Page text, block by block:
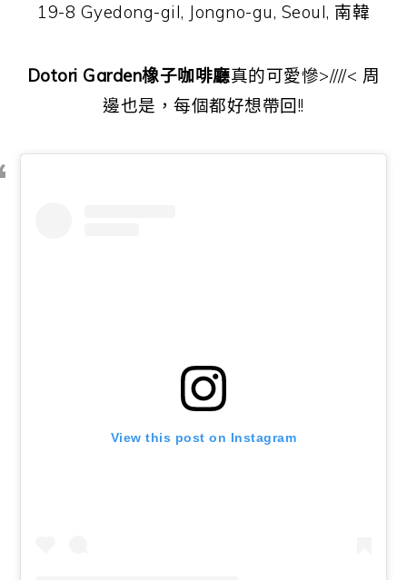
19-8 Gyedong-gil, Jongno-gu, Seoul, 南韓
Dotori Garden橡子咖啡廳真的可愛慘>////< 周
邊也是，每個都好想帶回!!
View this post on Instagram